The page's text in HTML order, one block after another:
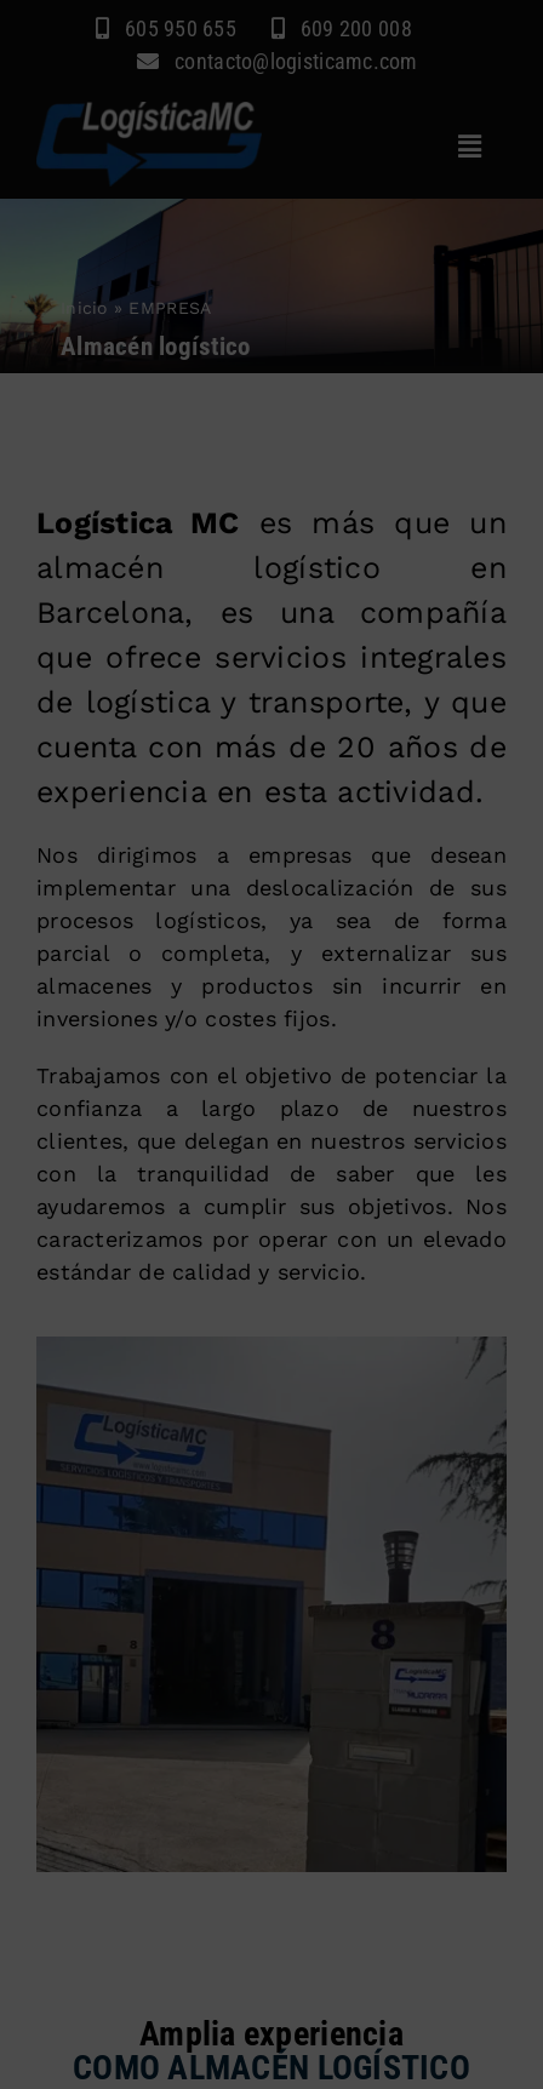
605 950 655
609 200 008
contacto@logisticamc.com
Toggle
Servicios
Sectores
Inicio » EMPRESA
Almacén logístico
Logística MC es más que un
almacén logístico en
Barcelona, es una compañía
que ofrece servicios integrales
de logística y transporte, y que
cuenta con más de 20 años de
experiencia en esta actividad.
Nos dirigimos a empresas que desean
implementar una deslocalización de sus
procesos logísticos, ya sea de forma
parcial o completa, y externalizar sus
almacenes y productos sin incurrir en
inversiones y/o costes fijos.
Trabajamos con el objetivo de potenciar la
confianza a largo plazo de nuestros
clientes, que delegan en nuestros servicios
con la tranquilidad de saber que les
ayudaremos a cumplir sus objetivos. Nos
caracterizamos por operar con un elevado
estándar de calidad y servicio.
Amplia experiencia
COMO ALMACÉN LOGÍSTICO